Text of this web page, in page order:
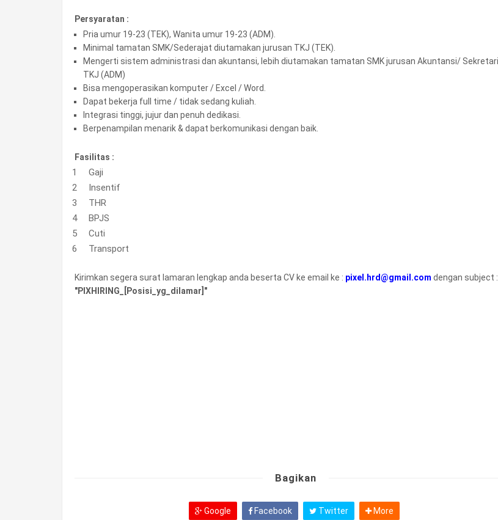
Persyaratan :
Pria umur 19-23 (TEK), Wanita umur 19-23 (ADM).
Minimal tamatan SMK/Sederajat diutamakan jurusan TKJ (TEK).
Mengerti sistem administrasi dan akuntansi, lebih diutamakan tamatan SMK jurusan Akuntansi/
TKJ (ADM)
Bisa mengoperasikan komputer / Excel / Word.
Dapat bekerja full time / tidak sedang kuliah.
Integrasi tinggi, jujur dan penuh dedikasi.
Berpenampilan menarik & dapat berkomunikasi dengan baik.
Fasilitas :
Gaji
Insentif
THR
BPJS
Cuti
Transport
Kirimkan segera surat lamaran lengkap anda beserta CV ke email ke : pixel.hrd@gmail.com dengan subject :
"PIXHIRING_[Posisi_yg_dilamar]"
Bagikan
Google Facebook Twitter More